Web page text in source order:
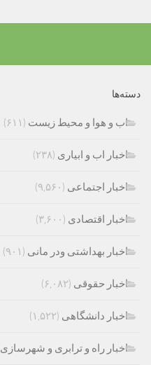
دسته‌ها
اب و هوا و محیط زیست (۶۱۱)
اخبار اب و ابیاری (۲۳۸)
اخبار اجتماعی (۹,۵۶۰)
اخبار اقتصادی (۳,۶۰۰)
اخبار بهداشتی ودر مانی (۹۰۱)
اخبار حقوقی (۶,۰۸۲)
اخبار دانشگاهی (۱,۵۲۲)
اخبار راه و ترابری و شهرسازی